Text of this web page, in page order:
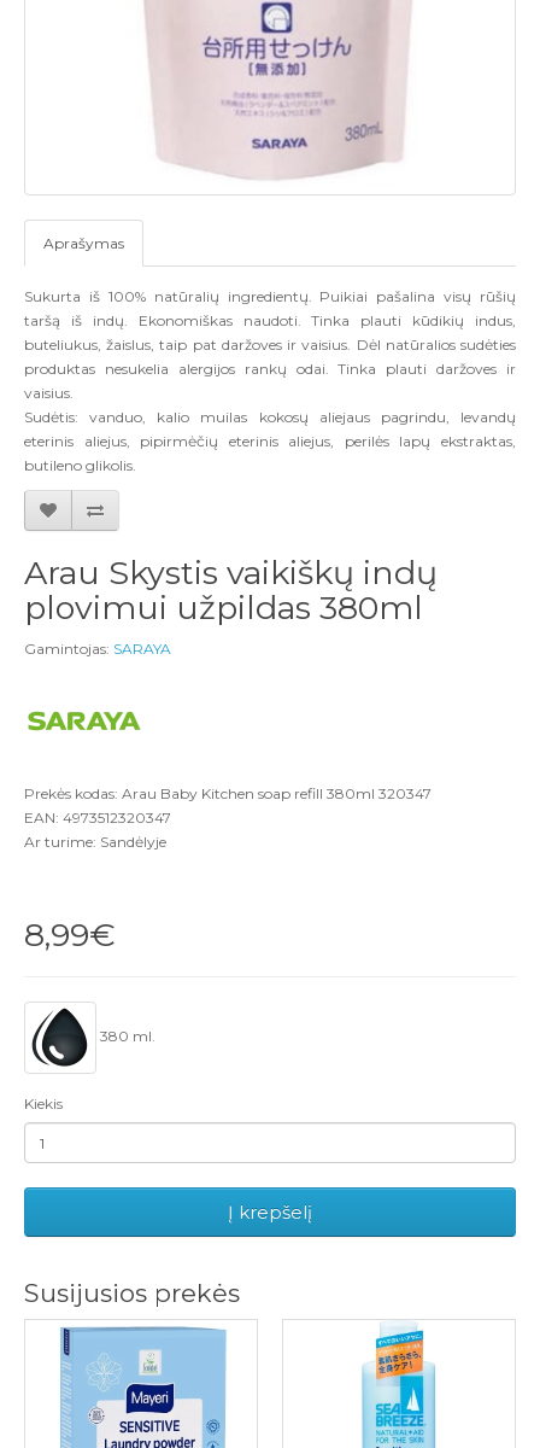
Aprašymas
Sukurta iš 100% natūralių ingredientų. Puikiai pašalina visų rūšių
taršą iš indų. Ekonomiškas naudoti. Tinka plauti kūdikių indus,
buteliukus, žaislus, taip pat daržoves ir vaisius. Dėl natūralios sudėties
produktas nesukelia alergijos rankų odai. Tinka plauti daržoves ir
vaisius.
Sudėtis: vanduo, kalio muilas kokosų aliejaus pagrindu, levandų
eterinis aliejus, pipirmėčių eterinis aliejus, perilės lapų ekstraktas,
butileno glikolis.
Arau Skystis vaikiškų indų
plovimui užpildas 380ml
Gamintojas: SARAYA
Prekės kodas: Arau Baby Kitchen soap refill 380ml 320347
EAN: 4973512320347
Ar turime: Sandėlyje
8,99€
380 ml.
Kiekis
Į krepšelį
Susijusios prekės